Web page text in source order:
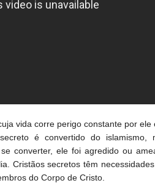
vida corre perigo constante por
é convertido do islamismo,
converter, ele foi agredido ou
Cristãos secretos têm
do Corpo de Cristo.